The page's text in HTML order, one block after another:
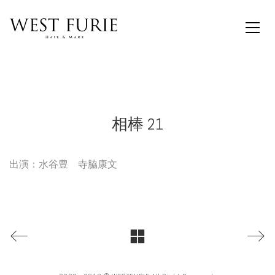
相棒 21
出演：水谷豊 寺脇康文